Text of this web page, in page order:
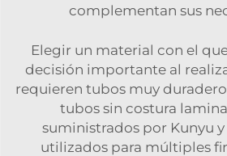
complementan sus
Elegir un material con el
decisión importante al
requieren tubos muy
tubos sin costura
suministrados por Kunyu
utilizados para múltiples